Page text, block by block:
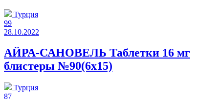
Турция
99
28.10.2022
АЙРА-САНОВЕЛЬ Таблетки 16 мг
блистеры №90(6x15)
Турция
87